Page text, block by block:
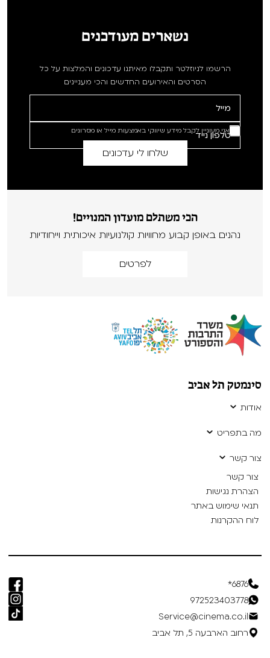
נשארים מעודכנים
הרשמו לניוזלטר ותקבלו מאיתנו עדכונים והמלצות על כל
הסרטים והאירועים החדשים והכי מעניינים
אני מעוניין לקבל מידע שיווקי באמצעות מייל או מסרונים
הכי משתלם מועדון המנויים!
נהנים באופן קבוע מחוויות קולנועיות איכותית וייחודיות
לפרטים
סינמטק תל אביב
אודות
מה בתפריט
צור קשר
צור קשר
הצהרת נגישות
תנאי שימוש באתר
לוח ההקרנות
6876*
972523403778
Service@cinema.co.il
רחוב הארבעה 5, תל אביב